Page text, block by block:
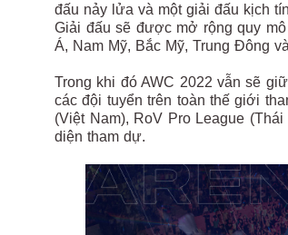
đấu nảy lửa và một giải đấu kịch
Giải đấu sẽ được mở rộng quy
Á, Nam Mỹ, Bắc Mỹ, Trung Đông
Trong khi đó AWC 2022 vẫn sẽ
các đội tuyển trên toàn thế giới
(Việt Nam), RoV Pro League
diện tham dự.